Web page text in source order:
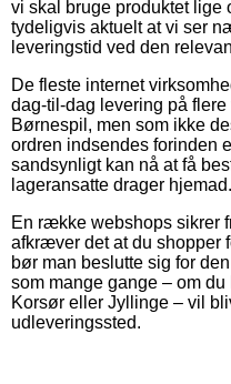
vi skal bruge produktet lige
tydeligvis aktuelt at vi ser
leveringstid ved den
De fleste internet
dag-til-dag levering på
Børnespil, men som ikke
ordren indsendes forinden
sandsynligt kan nå at få
lageransatte drager hjemad.
En række webshops sikrer
afkræver det at du shopper
bør man beslutte sig for
som mange gange – om
Korsør eller Jyllinge – vil
udleveringssted.